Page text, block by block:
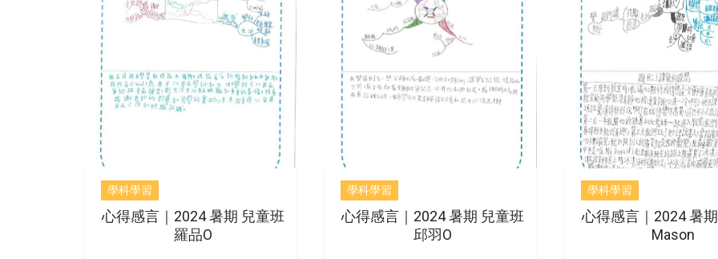
學科學習
心得感言｜2024 暑期 兒童班
羅品O
學科學習
心得感言｜2024 暑期 兒童班
邱羽O
學科學習
心得感言｜2024 暑
Mason